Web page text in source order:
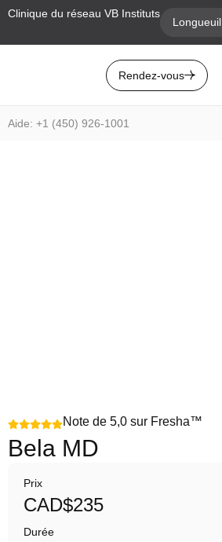
Clinique du réseau VB Instituts
Longueuil
Rendez-vous
Aide: +1 (450) 926-1001
Note de 5,0 sur Fresha™
Bela MD
Prix
CAD$235
Durée